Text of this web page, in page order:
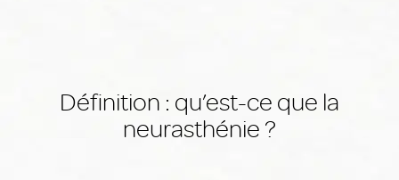
Définition : qu’est-ce que la
neurasthénie ?